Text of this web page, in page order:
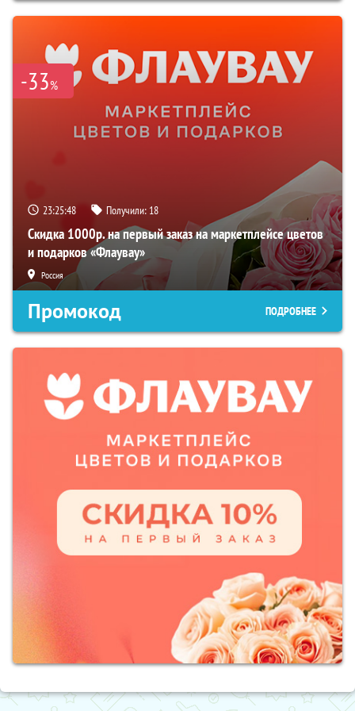
-33%
23:25:47 Получили: 18
Скидка 1000р. на первый заказ на маркетплейсе цветов
и подарков «Флаувау»
Россия
Промокод ПОДРОБНЕЕ